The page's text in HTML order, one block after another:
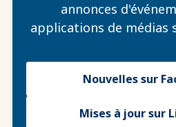
annonces
applications de médias
Nouvelles sur
Mises à jour sur